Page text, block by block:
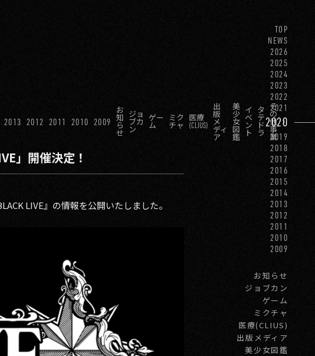
TOP
NEWS
2026
2025
2024
2023
2022
2021
2020
2019
2018
2017
2016
2015
2014
2013
2012
2011
2010
2009
お知らせ
ジョブカン
ゲーム
ミクチャ
医療(CLIUS)
出版メディア
美少女図鑑
2013 2012 2011 2010 2009
お
知
ら
せ
ジョ
ブカ
ン
ゲー
ム
ミク
チャ
医療
(CLIUS)
出
版
メ
ディ
ア
美
少
女
図
鑑
イ
ベ
ン
ト
タ
テ
ド
ラ
そ
の
他
事
業
」開催決定！
LIVE』の情報を公開いたしました。